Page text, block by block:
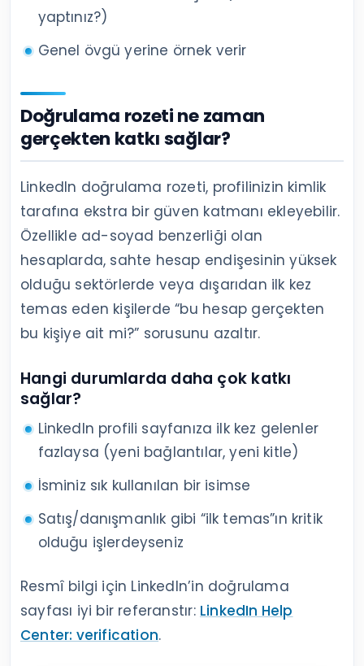
yaptınız?)
Genel övgü yerine örnek verir
Doğrulama rozeti ne zaman
gerçekten katkı sağlar?
LinkedIn doğrulama rozeti, profilinizin kimlik
tarafına ekstra bir güven katmanı ekleyebilir.
Özellikle ad-soyad benzerliği olan
hesaplarda, sahte hesap endişesinin yüksek
olduğu sektörlerde veya dışarıdan ilk kez
temas eden kişilerde “bu hesap gerçekten
bu kişiye ait mi?” sorusunu azaltır.
Hangi durumlarda daha çok katkı
sağlar?
LinkedIn profili sayfanıza ilk kez gelenler
fazlaysa (yeni bağlantılar, yeni kitle)
İsminiz sık kullanılan bir isimse
Satış/danışmanlık gibi “ilk temas”ın kritik
olduğu işlerdeyseniz
Resmî bilgi için LinkedIn’in doğrulama
sayfası iyi bir referanstır: LinkedIn Help
Center: verification.